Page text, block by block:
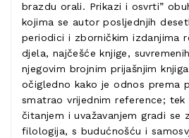
brazdu orali. Prikazi i osvrti”
kojima se autor posljednjih
periodici i zborničkim izdanjima
djela, najčešće knjige,
njegovim brojnim prijašnjim
očigledno kako je odnos prema
smatrao vrijednim reference; tek
čitanjem i uvažavanjem gradi se
filologija, s budućnošću i